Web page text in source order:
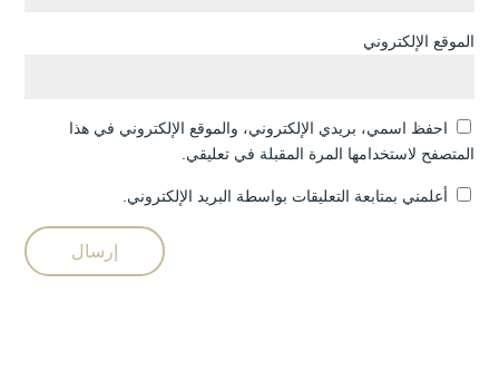
الموقع الإلكتروني
احفظ اسمي، بريدي الإلكتروني، والموقع الإلكتروني في هذا
المتصفح لاستخدامها المرة المقبلة في تعليقي.
أعلمني بمتابعة التعليقات بواسطة البريد الإلكتروني.